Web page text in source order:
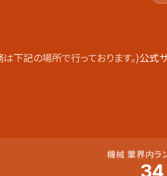
記の場所で行っております。)公式
機械 業界内ラ
34